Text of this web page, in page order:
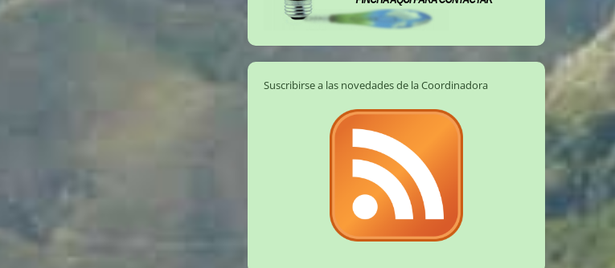
Suscribirse a las novedades de la Coordinadora